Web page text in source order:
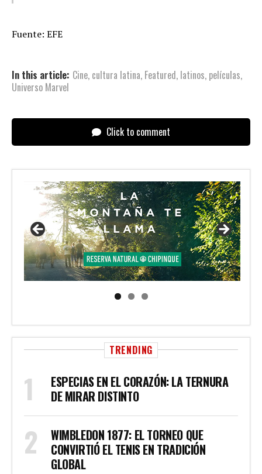
Fuente: EFE
In this article: Cine, cultura latina, Featured, latinos, películas,
Universo Marvel
Click to comment
TRENDING
ESPECIAS EN EL CORAZÓN: LA TERNURA
DE MIRAR DISTINTO
WIMBLEDON 1877: EL TORNEO QUE
CONVIRTIÓ EL TENIS EN TRADICIÓN
GLOBAL